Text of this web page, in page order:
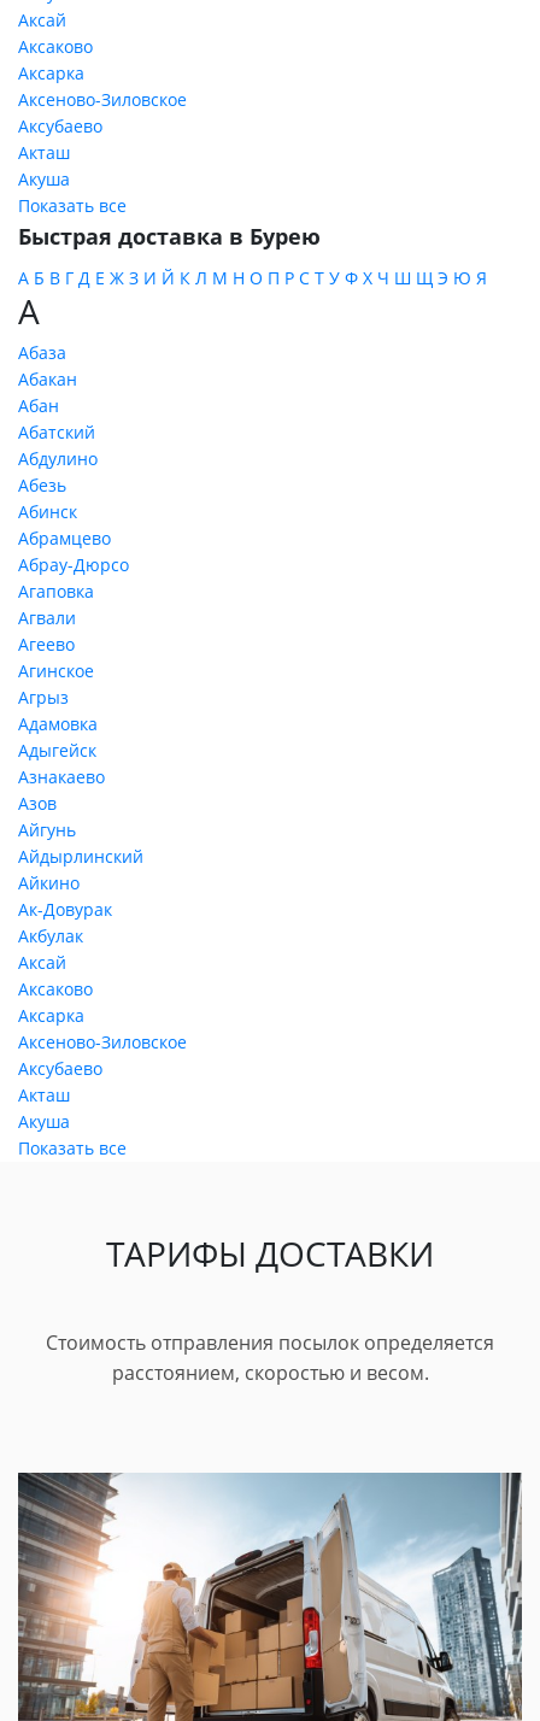
Аксай
Аксаково
Аксарка
Аксеново-Зиловское
Аксубаево
Акташ
Акуша
Показать все
Быстрая доставка в Бурею
А Б В Г Д Е Ж З И Й К Л М Н О П Р С Т У Ф Х Ч Ш Щ Э Ю Я
А
Абаза
Абакан
Абан
Абатский
Абдулино
Абезь
Абинск
Абрамцево
Абрау-Дюрсо
Агаповка
Агвали
Агеево
Агинское
Агрыз
Адамовка
Адыгейск
Азнакаево
Азов
Айгунь
Айдырлинский
Айкино
Ак-Довурак
Акбулак
Аксай
Аксаково
Аксарка
Аксеново-Зиловское
Аксубаево
Акташ
Акуша
Показать все
ТАРИФЫ ДОСТАВКИ
Стоимость отправления посылок определяется
расстоянием, скоростью и весом.